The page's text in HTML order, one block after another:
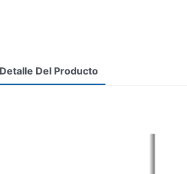
Detalle Del Producto